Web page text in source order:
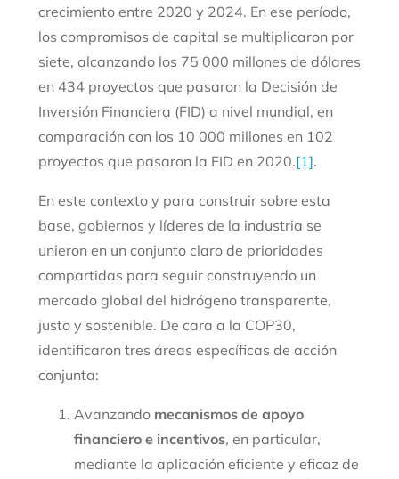
crecimiento entre 2020 y 2024. En ese período,
los compromisos de capital se multiplicaron por
siete, alcanzando los 75 000 millones de dólares
en 434 proyectos que pasaron la Decisión de
Inversión Financiera (FID) a nivel mundial, en
comparación con los 10 000 millones en 102
proyectos que pasaron la FID en 2020.[1].
En este contexto y para construir sobre esta
base, gobiernos y líderes de la industria se
unieron en un conjunto claro de prioridades
compartidas para seguir construyendo un
mercado global del hidrógeno transparente,
justo y sostenible. De cara a la COP30,
identificaron tres áreas específicas de acción
conjunta:
Avanzando mecanismos de apoyo
financiero e incentivos, en particular,
mediante la aplicación eficiente y eficaz de